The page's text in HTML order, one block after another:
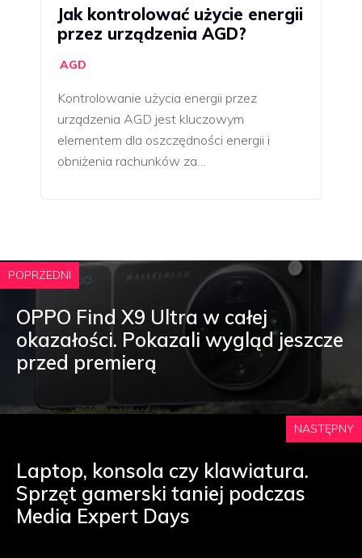
Jak kontrolować użycie energii
przez urządzenia AGD?
AGD
Kontrolowanie użycia energii przez
urządzenia AGD jest kluczowym
elementem dla oszczędności energii i
obniżenia rachunków za…
POPRZEDNI
OPPO Find X9 Ultra w całej
okazałości. Pokazali wygląd jeszcze
przed premierą
NASTĘPNY
Laptop, konsola czy klawiatura.
Sprzęt gamerski taniej podczas
Media Expert Days